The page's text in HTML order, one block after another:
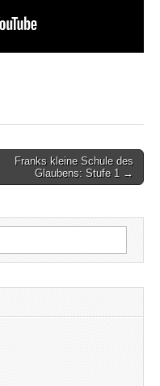
Franks kleine Schule des
Glaubens: Stufe 1 →